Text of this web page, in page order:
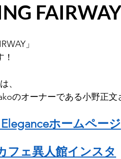
」
、
のオーナーである小野正文
ホームページ
フェ異人館インスタ